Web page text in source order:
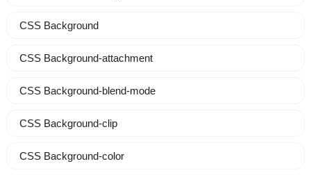
CSS Background
CSS Background-attachment
CSS Background-blend-mode
CSS Background-clip
CSS Background-color